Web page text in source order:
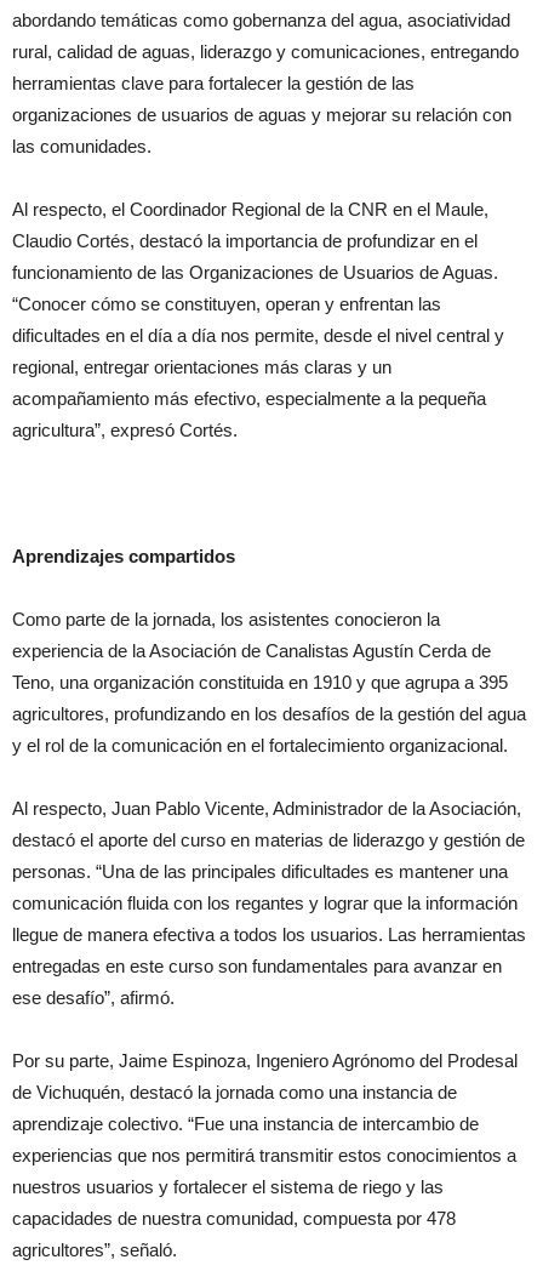
abordando temáticas como gobernanza del agua, asociatividad
rural, calidad de aguas, liderazgo y comunicaciones, entregando
herramientas clave para fortalecer la gestión de las
organizaciones de usuarios de aguas y mejorar su relación con
las comunidades.
Al respecto, el Coordinador Regional de la CNR en el Maule,
Claudio Cortés, destacó la importancia de profundizar en el
funcionamiento de las Organizaciones de Usuarios de Aguas.
“Conocer cómo se constituyen, operan y enfrentan las
dificultades en el día a día nos permite, desde el nivel central y
regional, entregar orientaciones más claras y un
acompañamiento más efectivo, especialmente a la pequeña
agricultura”, expresó Cortés.
Aprendizajes compartidos
Como parte de la jornada, los asistentes conocieron la
experiencia de la Asociación de Canalistas Agustín Cerda de
Teno, una organización constituida en 1910 y que agrupa a 395
agricultores, profundizando en los desafíos de la gestión del agua
y el rol de la comunicación en el fortalecimiento organizacional.
Al respecto, Juan Pablo Vicente, Administrador de la Asociación,
destacó el aporte del curso en materias de liderazgo y gestión de
personas. “Una de las principales dificultades es mantener una
comunicación fluida con los regantes y lograr que la información
llegue de manera efectiva a todos los usuarios. Las herramientas
entregadas en este curso son fundamentales para avanzar en
ese desafío”, afirmó.
Por su parte, Jaime Espinoza, Ingeniero Agrónomo del Prodesal
de Vichuquén, destacó la jornada como una instancia de
aprendizaje colectivo. “Fue una instancia de intercambio de
experiencias que nos permitirá transmitir estos conocimientos a
nuestros usuarios y fortalecer el sistema de riego y las
capacidades de nuestra comunidad, compuesta por 478
agricultores”, señaló.